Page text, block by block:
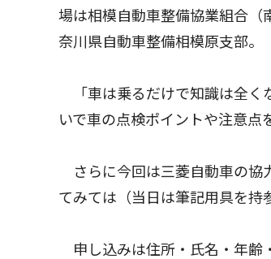
場は相模自動車整備協業組合（
奈川県自動車整備相模原支部。
「車は乗るだけで知識は全く
いで車の点検ポイントや注意点
さらに今回は三菱自動車の協
てみては（当日は筆記用具を持
申し込みは住所・氏名・年齢